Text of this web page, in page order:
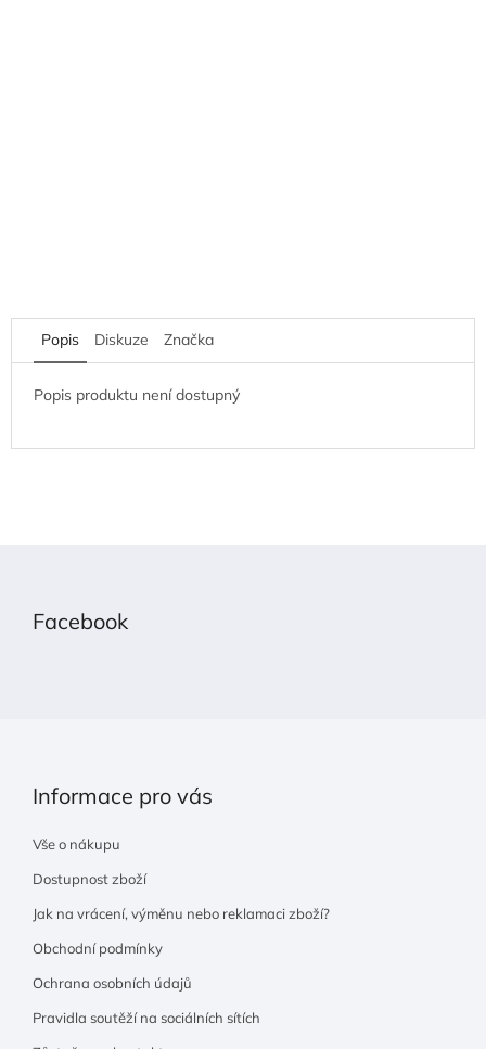
Popis Diskuze Značka
Popis produktu není dostupný
Facebook
Informace pro vás
Vše o nákupu
Dostupnost zboží
Jak na vrácení, výměnu nebo reklamaci zboží?
Obchodní podmínky
Ochrana osobních údajů
Pravidla soutěží na sociálních sítích